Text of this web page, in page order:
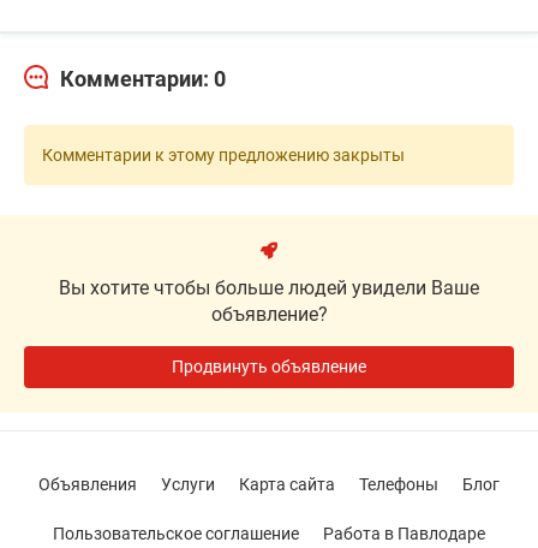
Комментарии: 0
Комментарии к этому предложению закрыты
Вы хотите чтобы больше людей увидели Ваше
объявление?
Продвинуть объявление
Объявления Услуги Карта сайта Телефоны Блог
Пользовательское соглашение Работа в Павлодаре